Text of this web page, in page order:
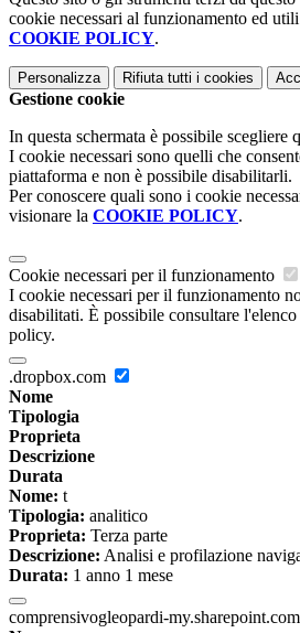
cookie necessari al funzionamento ed
COOKIE POLICY.
Personalizza Rifiuta tutti i cookies
Gestione cookie
In questa schermata è possibile scegliere
I cookie necessari sono quelli che
piattaforma e non è possibile disabilitarli.
Per conoscere quali sono i cookie
visionare la COOKIE POLICY.
Cookie necessari per il funzionamento
I cookie necessari per il funzionamento
disabilitati. È possibile consultare
policy.
.dropbox.com
Nome
Tipologia
Proprieta
Descrizione
Durata
Nome: t
Tipologia: analitico
Proprieta: Terza parte
Descrizione: Analisi e profilazione
Durata: 1 anno 1 mese
comprensivogleopardi-my.sharepoint.com